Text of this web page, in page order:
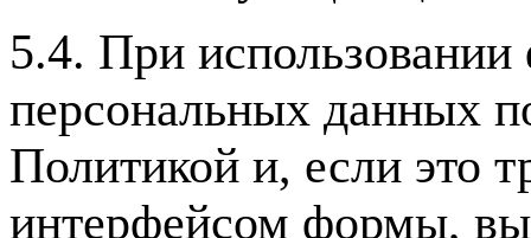
5.4. При
персональных данных
Политикой и, если это
интерфейсом формы,